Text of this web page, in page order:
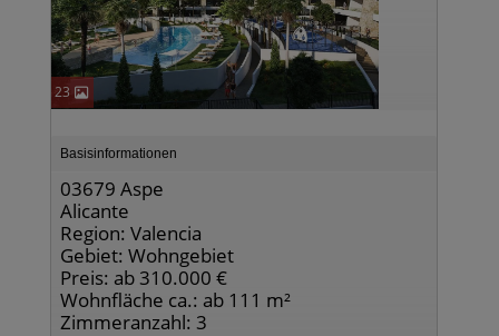
23
Basisinformationen
03679 Aspe
Alicante
Region: Valencia
Gebiet: Wohngebiet
Preis: ab 310.000 €
Wohnfläche ca.: ab 111 m²
Zimmeranzahl: 3